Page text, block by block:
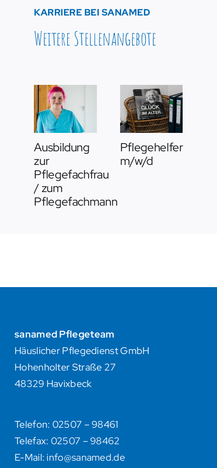
KARRIERE BEI SANAMED
Weitere Stellenangebote
Ausbildung
zur
Pflegefachfrau
/ zum
Pflegefachmann
Pflegehelfer
m/w/d
sanamed Pflegeteam
Häuslicher Pflegedienst GmbH
Hohenholter Straße 27
48329 Havixbeck
Telefon: 02507 – 98461
Telefax: 02507 – 98462
E-Mail: info@sanamed.de